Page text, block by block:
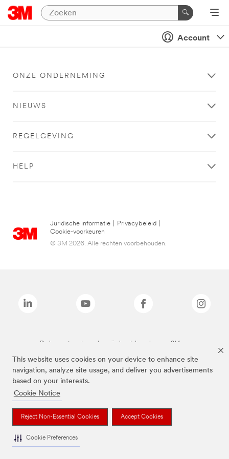
This website uses cookies on your device to enhance site
navigation, analyze site usage, and deliver you advertisements
based on your interests.
Cookie Notice
Reject Non-Essential Cookies Accept Cookies
Cookie Preferences
Account
ONZE ONDERNEMING
NIEUWS
REGELGEVING
HELP
Juridische informatie Privacybeleid
Cookie-voorkeuren
© 3M 2026. Alle rechten voorbehouden.
De bovenstaande merken zijn handelsmerken van 3M.we